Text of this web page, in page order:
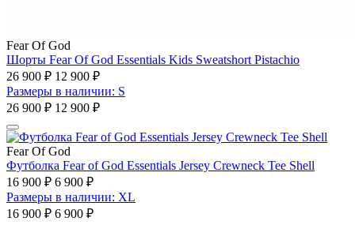
Fear Of God
Шорты Fear Of God Essentials Kids Sweatshort Pistachio
26 900 ₽ 12 900 ₽
Размеры в наличии: S
26 900 ₽ 12 900 ₽
Fear Of God
Футболка Fear of God Essentials Jersey Crewneck Tee Shell
16 900 ₽ 6 900 ₽
Размеры в наличии: XL
16 900 ₽ 6 900 ₽